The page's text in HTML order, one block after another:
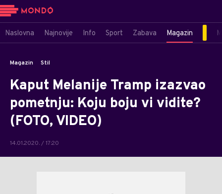
Naslovna Najnovije Info Sport Zabava Magazin
Magazin Stil
Kaput Melanije Tramp izazvao
pometnju: Koju boju vi vidite?
(FOTO, VIDEO)
14.01.2020. / 17:20